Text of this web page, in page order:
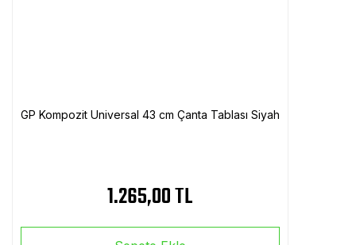
GP Kompozit Universal 43 cm Çanta Tablası Siyah
1.265,00 TL